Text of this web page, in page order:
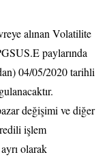
alınan Volatilite
paylarında
04/05/2020 tarihli
değişimi ve diğer
işlem
olarak